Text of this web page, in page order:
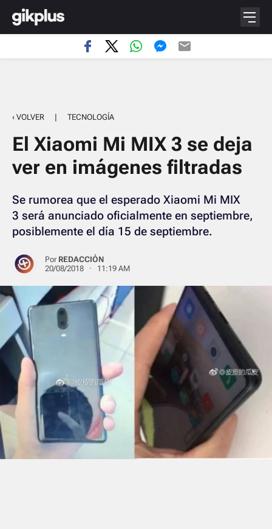
‹ VOLVER | TECNOLOGÍA
El Xiaomi Mi MIX 3 se deja
ver en imágenes filtradas
Se rumorea que el esperado Xiaomi Mi MIX
3 será anunciado oficialmente en septiembre,
posiblemente el día 15 de septiembre.
Por REDACCIÓN
20/08/2018 · 11:19 AM